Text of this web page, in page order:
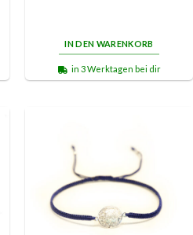
IN DEN WARENKORB
in 3 Werktagen bei dir